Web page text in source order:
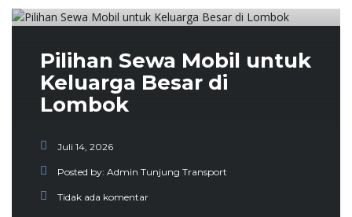
Pilihan Sewa Mobil untuk
Keluarga Besar di
Lombok
Juli 14, 2026
Posted by: Admin Tunjung Transport
Tidak ada komentar